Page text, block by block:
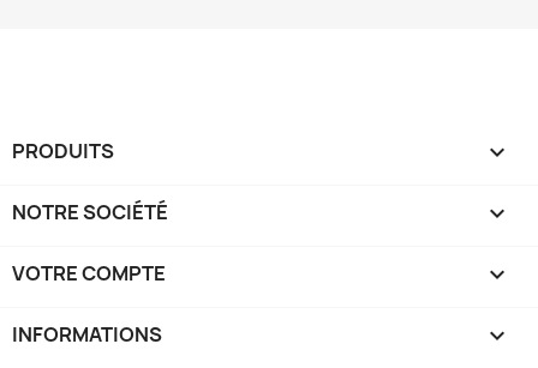
PRODUITS 
NOTRE SOCIÉTÉ 
VOTRE COMPTE 
INFORMATIONS keyboard_arrow_down